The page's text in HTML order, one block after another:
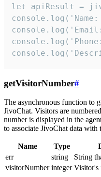
let apiResult =
getVisitorNumber#
The asynchronous function to
JivoChat. Visitors are
number is displayed in the
to associate JivoChat data with
Name Type
err
string
String
visitorNumber integer Visitor's